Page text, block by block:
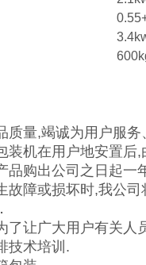
质量,竭诚为用户服务
装机在用户地安置
品购出公司之日起
故障或损坏时,我公
了让广大用户有关
技术培训.